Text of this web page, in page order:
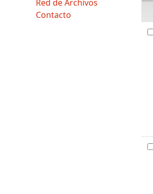
Red de Archivos
Contacto